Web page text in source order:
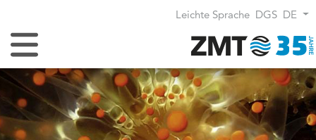
Leichte Sprache DGS DE
Navigation umschalten